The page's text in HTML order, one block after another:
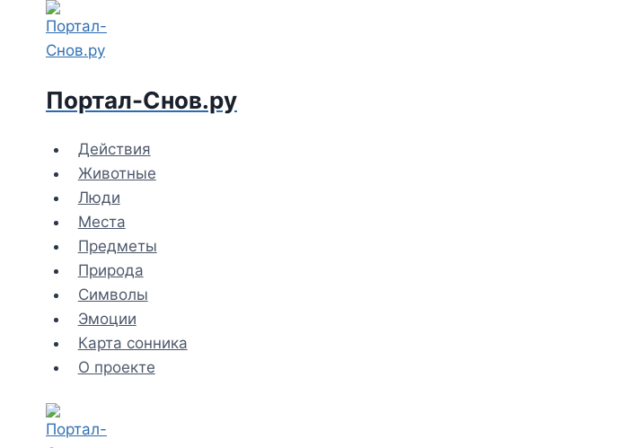
Перейти
содержимому
Портал-Снов.ру
Действия
Животные
Люди
Места
Предметы
Природа
Символы
Эмоции
Карта сонника
О проекте